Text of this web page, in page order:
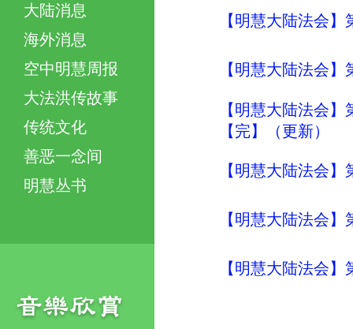
大陆消息
海外消息
空中明慧周报
大法洪传故事
传统文化
善恶一念间
明慧丛书
【明慧大陆法会
【明慧大陆法会
【明慧大陆法会
【完】（更新）
【明慧大陆法会
【明慧大陆法会
【明慧大陆法会